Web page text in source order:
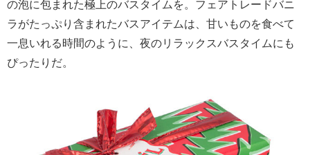
の泡に包まれた極上のバスタイムを。フェアトレードバニ
ラがたっぷり含まれたバスアイテムは、甘いものを食べて
一息いれる時間のように、夜のリラックスバスタイムにも
ぴったりだ。